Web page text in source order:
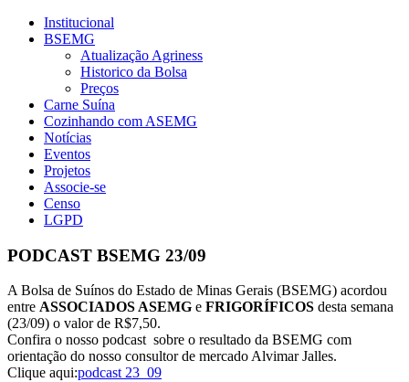
Institucional
BSEMG
Atualização Agriness
Historico da Bolsa
Preços
Carne Suína
Cozinhando com ASEMG
Notícias
Eventos
Projetos
Associe-se
Censo
LGPD
PODCAST BSEMG 23/09
A Bolsa de Suínos do Estado de Minas Gerais (BSEMG) acordou
entre ASSOCIADOS ASEMG e FRIGORÍFICOS desta semana
(23/09) o valor de R$7,50.
Confira o nosso podcast sobre o resultado da BSEMG com
orientação do nosso consultor de mercado Alvimar Jalles.
Clique aqui:podcast 23_09